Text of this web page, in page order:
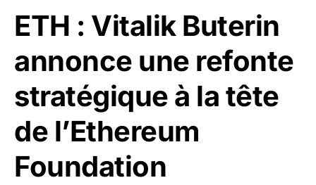
ETH : Vitalik Buterin
annonce une refonte
stratégique à la tête
de l’Ethereum
Foundation